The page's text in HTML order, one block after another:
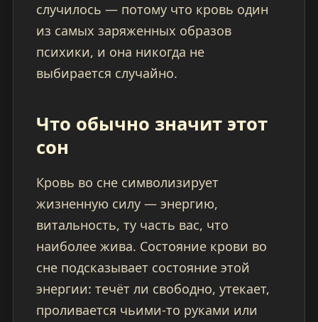
случилось — потому что кровь один
из самых заряженных образов
психики, и она никогда не
выбирается случайно.
Что обычно значит этот
сон
Кровь во сне символизирует
жизненную силу — энергию,
витальность, ту часть вас, что
наиболее жива. Состояние крови во
сне подсказывает состояние этой
энергии: течёт ли свободно, утекает,
проливается чьими-то руками или